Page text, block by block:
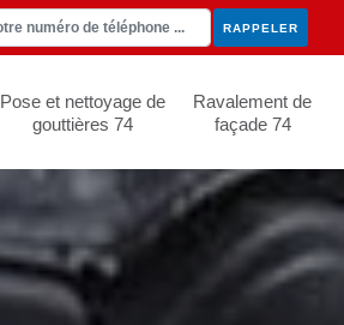
Pose et nettoyage de
gouttières 74
Ravalement de
façade 74